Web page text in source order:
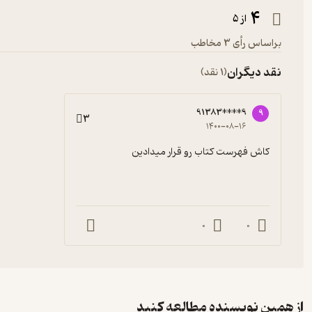
4 از 5
براساس رأی 3 مخاطب
نقد دیگران(1 نقد)
9
91383****9
۱۴۰۰-۰۸-۱۶ 3
کاش فهرست کتاب رو قرار میدادین
0
0
از همین نویسنده مطالعه کنید